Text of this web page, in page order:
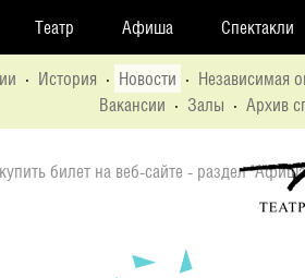
Театр Афиша Спектакли
· История · Новости · Независимая
Вакансии · Залы · Архив
билет на веб-сайте - раздел